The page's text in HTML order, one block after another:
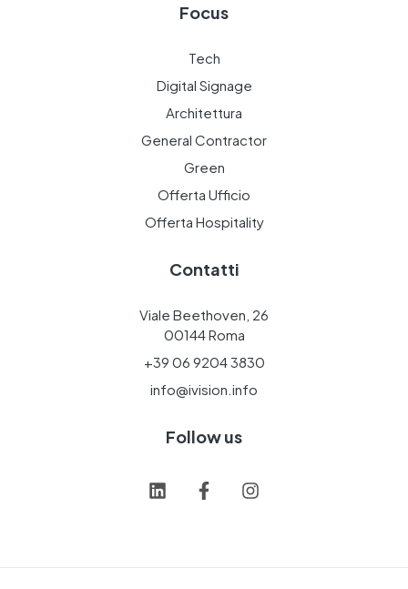
Focus
Tech
Digital Signage
Architettura
General Contractor
Green
Offerta Ufficio
Offerta Hospitality
Contatti
Viale Beethoven, 26
00144 Roma
+39 06 9204 3830
info@ivision.info
Follow us